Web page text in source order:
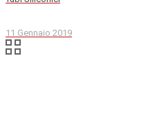
11 Gennaio 2019